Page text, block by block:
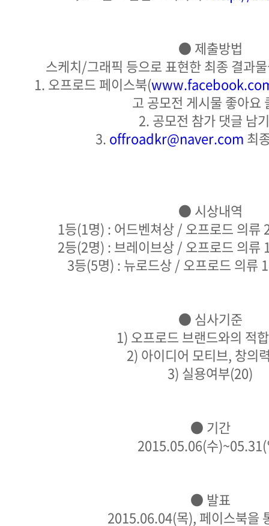
● 제출방법
스케치/그래픽 등으로 표현한 최종 결과
1. 오프로드 페이스북(
고 공모전 게시물 좋아요
2. 공모전 참가 댓글 남
3. offroadkr@naver.com 최
● 시상내역
1등(1명) : 어드벤쳐상 / 오프로드 의류
2등(2명) : 브레이브상 / 오프로드 의류
3등(5명) : 뉴로드상 / 오프로드 의류
● 심사기준
1) 오프로드 브랜드와의 적
2) 아이디어 모티브, 창의
3) 실용여부(20)
● 기간
2015.05.06(수
● 발표
2015.06.04(목), 페이스북을